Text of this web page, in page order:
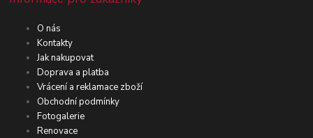
O nás
Kontakty
Jak nakupovat
Doprava a platba
Vrácení a reklamace zboží
Obchodní podmínky
Fotogalerie
Renovace